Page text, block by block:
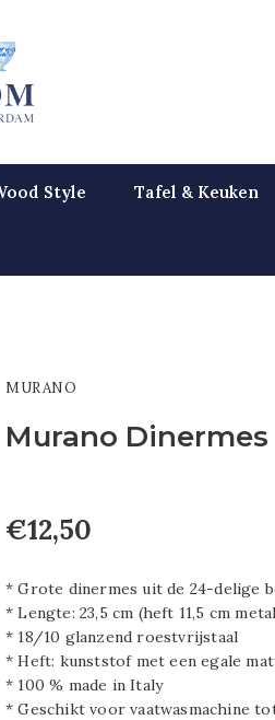
Style Tafel & Keuken
MURANO
Murano
€12,50
* Grote dinermes uit de 24-delige
* Lengte: 23,5 cm (heft 11,5 cm
* 18/10 glanzend roestvrijstaal
* Heft: kunststof met een egale
* 100 % made in Italy
* Geschikt voor vaatwasmachine